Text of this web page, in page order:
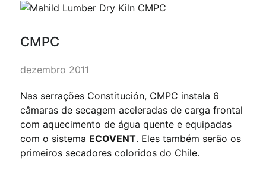
CMPC
dezembro 2011
Nas serrações Constitución, CMPC instala 6
câmaras de secagem aceleradas de carga frontal
com aquecimento de água quente e equipadas
com o sistema ECOVENT. Eles também serão os
primeiros secadores coloridos do Chile.